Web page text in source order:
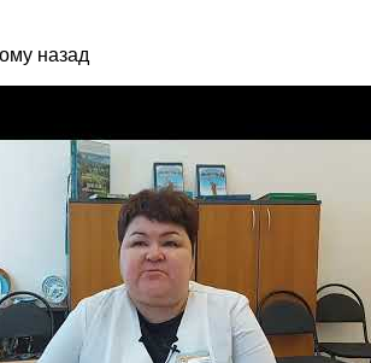
назад